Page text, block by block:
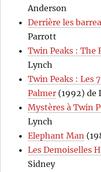
Anderson
Derrière les
Parrott
Twin Peaks : The
Lynch
Twin Peaks : Les
Palmer (1992) de
Mystères à Twin
Lynch
Elephant Man
Les Demoiselles
Sidney